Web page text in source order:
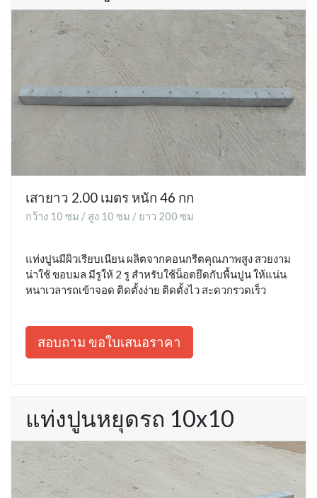
เสายาว 2.00 เมตร หนัก 46 กก
กว้าง 10 ซม / สูง 10 ซม / ยาว 200 ซม
แท่งปูนมีผิวเรียบเนียน ผลิตจากคอนกรีตคุณภาพสูง สวยงาม
น่าใช้ ขอบมล มีรูให้ 2 รู สำหรับใช้น็อตยึดกับพื้นปูน ให้แน่น
หนาเวลารถเข้าจอด ติดตั้งง่าย ติดตั้งไว สะดวกรวดเร็ว
สอบถาม ขอใบเสนอราคา
แท่งปูนหยุดรถ 10x10